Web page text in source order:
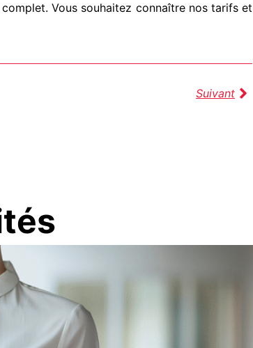
Vous souhaitez connaître nos tarifs et
Suivant